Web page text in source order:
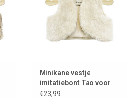
Minikane vestje
imitatiebont Tao voor
Gordi poppen / écru
€23,99